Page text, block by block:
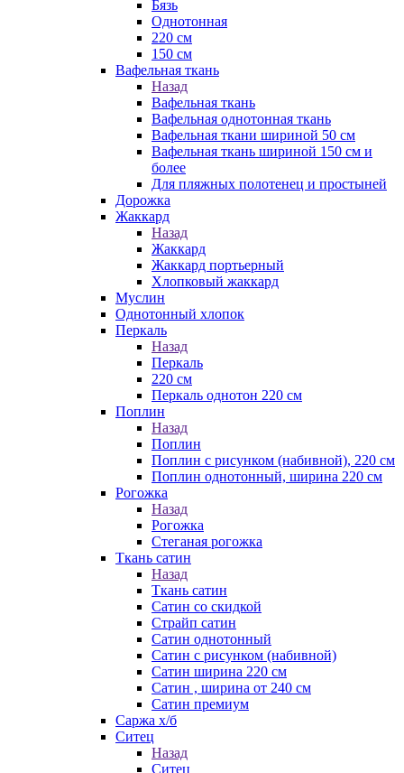
Бязь
Однотонная
220 см
150 см
Вафельная ткань
Назад
Вафельная ткань
Вафельная однотонная ткань
Вафельная ткани шириной 50 см
Вафельная ткань шириной 150 см и
более
Для пляжных полотенец и простыней
Дорожка
Жаккард
Назад
Жаккард
Жаккард портьерный
Хлопковый жаккард
Муслин
Однотонный хлопок
Перкаль
Назад
Перкаль
220 см
Перкаль однотон 220 см
Поплин
Назад
Поплин
Поплин с рисунком (набивной), 220 см
Поплин однотонный, ширина 220 см
Рогожка
Назад
Рогожка
Стеганая рогожка
Ткань сатин
Назад
Ткань сатин
Сатин со скидкой
Страйп сатин
Сатин однотонный
Сатин с рисунком (набивной)
Сатин ширина 220 см
Сатин , ширина от 240 см
Сатин премиум
Саржа х/б
Ситец
Назад
Ситец